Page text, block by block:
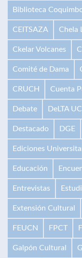
Biblioteca
CEITSAZA Chela
Ckelar Volcanes
Comité de Dama
CRUCH Cuenta
Debate DeLTA
Destacado DGE
Ediciones
Educación
Entrevistas
Extensión Cultural
FEUCN FPCT
Galpón Cultural